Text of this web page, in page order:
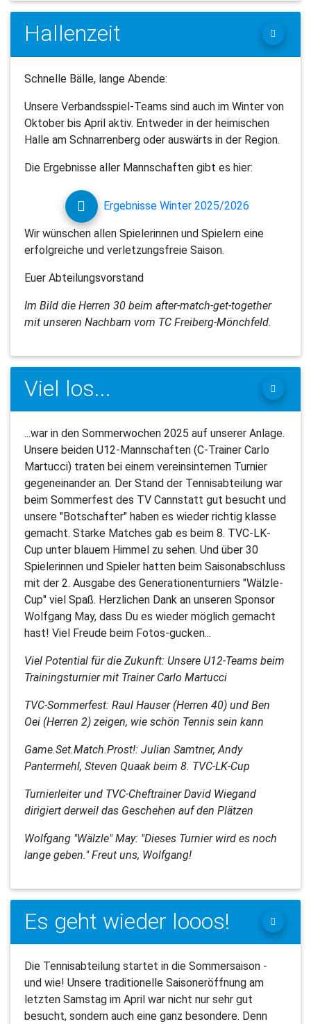
Hallenzeit
Schnelle Bälle, lange Abende:
Unsere Verbandsspiel-Teams sind auch im Winter von
Oktober bis April aktiv. Entweder in der heimischen
Halle am Schnarrenberg oder auswärts in der Region.
Die Ergebnisse aller Mannschaften gibt es hier:
Ergebnisse Winter 2025/2026
Wir wünschen allen Spielerinnen und Spielern eine
erfolgreiche und verletzungsfreie Saison.
Euer Abteilungsvorstand
Im Bild die Herren 30 beim after-match-get-together
mit unseren Nachbarn vom TC Freiberg-Mönchfeld.
Viel los...
...war in den Sommerwochen 2025 auf unserer Anlage.
Unsere beiden U12-Mannschaften (C-Trainer Carlo
Martucci) traten bei einem vereinsinternen Turnier
gegeneinander an. Der Stand der Tennisabteilung war
beim Sommerfest des TV Cannstatt gut besucht und
unsere "Botschafter" haben es wieder richtig klasse
gemacht. Starke Matches gab es beim 8. TVC-LK-
Cup unter blauem Himmel zu sehen. Und über 30
Spielerinnen und Spieler hatten beim Saisonabschluss
mit der 2. Ausgabe des Generationenturniers "Wälzle-
Cup" viel Spaß. Herzlichen Dank an unseren Sponsor
Wolfgang May, dass Du es wieder möglich gemacht
hast! Viel Freude beim Fotos-gucken...
Viel Potential für die Zukunft: Unsere U12-Teams beim
Trainingsturnier mit Trainer Carlo Martucci
TVC-Sommerfest: Raul Hauser (Herren 40) und Ben
Oei (Herren 2) zeigen, wie schön Tennis sein kann
Game.Set.Match.Prost!: Julian Samtner, Andy
Pantermehl, Steven Quaak beim 8. TVC-LK-Cup
Turnierleiter und TVC-Cheftrainer David Wiegand
dirigiert derweil das Geschehen auf den Plätzen
Wolfgang "Wälzle" May: "Dieses Turnier wird es noch
lange geben." Freut uns, Wolfgang!
Es geht wieder looos!
Die Tennisabteilung startet in die Sommersaison -
und wie! Unsere traditionelle Saisoneröffnung am
letzten Samstag im April war nicht nur sehr gut
besucht, sondern auch eine ganz besondere. Denn